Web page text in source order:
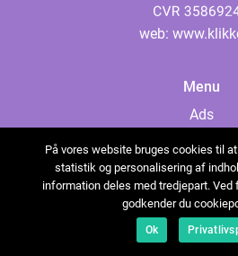
web:
Menu
Ads
Cookies
Contact
Sitemap
På vores website bruges cookies til
statistik og personalisering af
information deles med tredjepart.
godkender du
Ok